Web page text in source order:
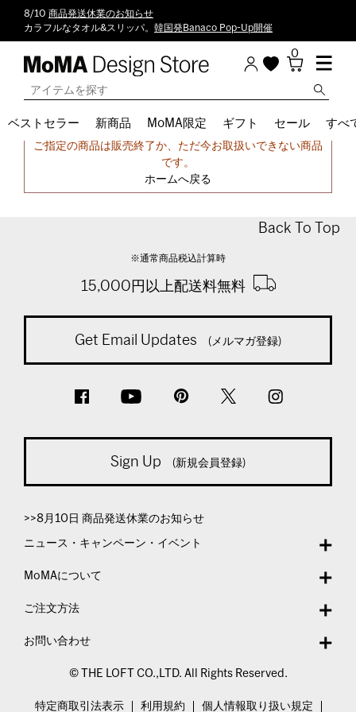
8/10 商品発送休業のお知らせ
カラフルなタオル&スリッパ。 韓国発Banaco Pop-Up開催
0
ベストセラー 新商品 MoMA限定 ギフト セール すべ
申し訳ございません。
ご指定の商品は販売終了か、ただ今お取扱いできない商品
です。
ホームへ戻る
Back To Top
※通常商品税込計算時
15,000円以上配送料無料
Get Email Updates (メルマガ登録)
Sign Up (新規会員登録)
>>8月10日 商品発送休業のお知らせ
ニュース・キャンペーン・イベント
MoMAについて
ご注文方法
お問い合わせ
© THE LOFT CO.,LTD. All Rights Reserved.
特定商取引法表示 利用規約 個人情報取り扱い規定